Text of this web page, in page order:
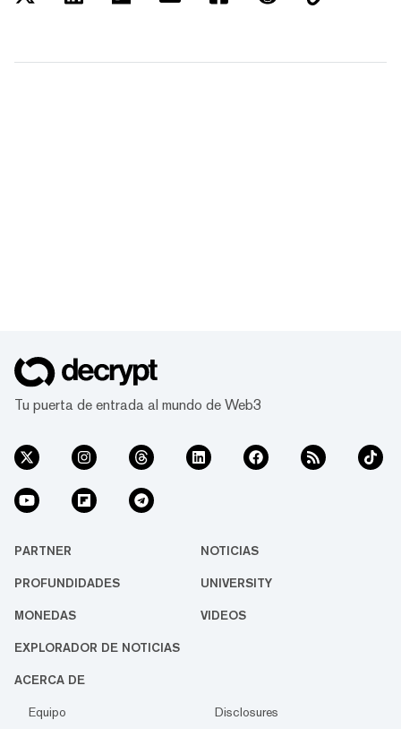
Tu puerta de entrada al mundo de Web3
PARTNER NOTICIAS
PROFUNDIDADES UNIVERSITY
MONEDAS VIDEOS
EXPLORADOR DE NOTICIAS
ACERCA DE
Equipo
Disclosures